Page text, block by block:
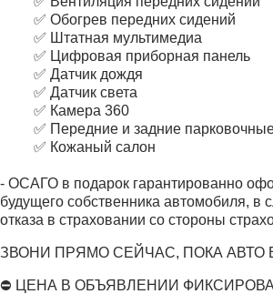
✅ Обогрев передних сидений
✅ Штатная мультимедиа
✅ Цифровая приборная панель
✅ Датчик дождя
✅ Датчик света
✅ Камера 360
✅ Передние и задние
✅ Кожаный салон
- ОСАГО в подарок гарантированно
будущего собственника автомобиля, в
отказа в страховании со стороны
ЗВОНИ ПРЯМО СЕЙЧАС, ПОКА АВТО
⛔ ЦЕНА В ОБЪЯВЛЕНИИ